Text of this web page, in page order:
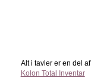
Alt i tavler er en del af
Kolon Total Inventar